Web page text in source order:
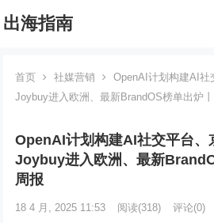
出海指南
首页 社媒营销
OpenAI计划构建AI社
Joybuy进入欧洲、最新BrandOS榜单出炉
OpenAI计划构建AI社交平台、
Joybuy进入欧洲、最新
周报
18 4 月, 2025 11:53 阅读(318) 评论(0)